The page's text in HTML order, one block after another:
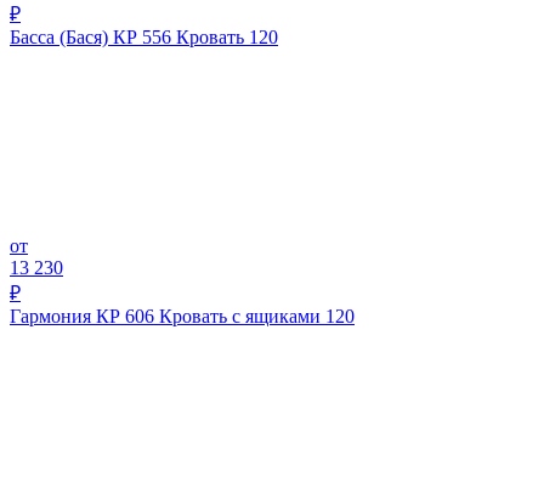
₽
Басса (Бася) КР 556 Кровать 120
от
13 230
₽
Гармония КР 606 Кровать с ящиками 120